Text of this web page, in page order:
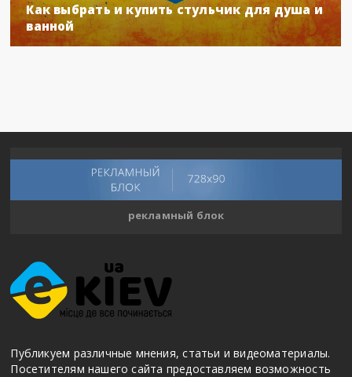
Как выбрать и купить стульчик для душа и
ванной
рекламный блок
Публикуем различные мнения, статьи и видеоматериалы.
Посетителям нашего сайта предоставляем возможность